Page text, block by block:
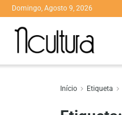
Domingo, Agosto 9, 2026
Início Etiqueta